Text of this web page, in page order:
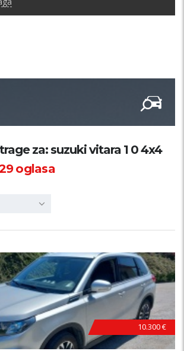
za: suzuki vitara 1 0 4x4
oglasa
10.300 €